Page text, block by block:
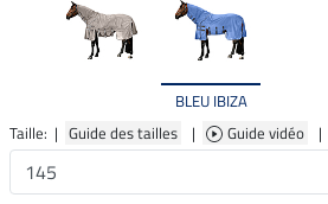
BLEU IBIZA
Taille: | Guide des tailles | Guide vidéo |